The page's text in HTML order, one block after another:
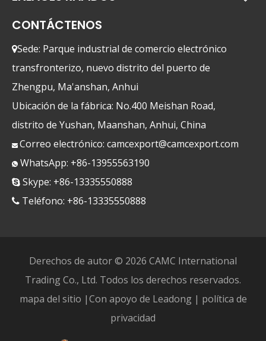
CONTÁCTENOS
Sede: Parque industrial de comercio electrónico
transfronterizo, nuevo distrito del puerto de
Zhengpu, Ma'anshan, Anhui
Ubicación de la fábrica: No.400 Meishan Road,
distrito de Yushan, Maanshan, Anhui, China
 Correo electrónico: camcexport@camcexport.com
 WhatsApp: +86-13955563190
 Skype: +86-13335550888
 Teléfono: +86-13335550888
Derechos de autor © 2026 CAMC International
Trading Co., Ltd. Todos los derechos reservados.
mapa del sitio |Con apoyo de Leadong| política de
privacidad